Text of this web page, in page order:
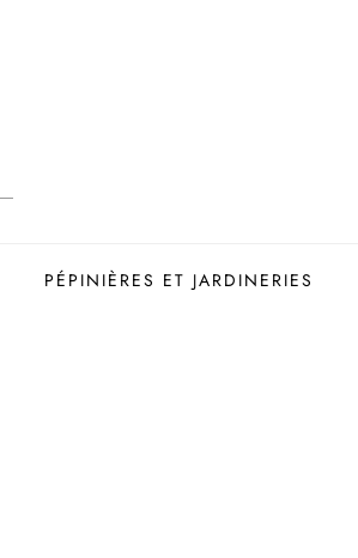
PÉPINIÈRES ET JARDINERIES